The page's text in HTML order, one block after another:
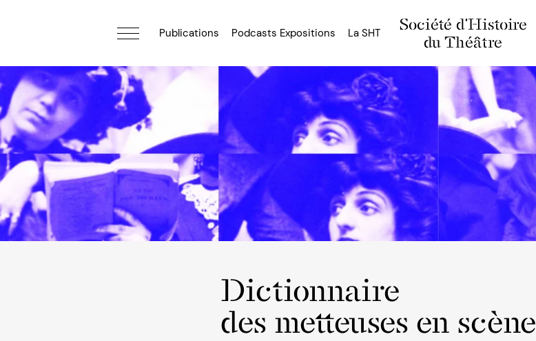
Société d'Histoire
du Théâtre
Publications Podcasts Expositions La SHT
Dictionnaire
des metteuses en scène